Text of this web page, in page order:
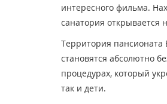
интересного фильма.
санатория открывается
Территория пансионата
становятся абсолютно
процедурах, который
так и дети.